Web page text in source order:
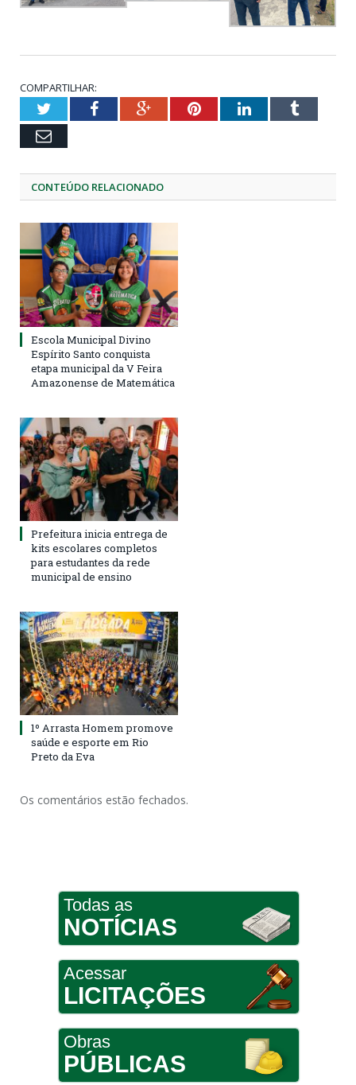
COMPARTILHAR:
TwitterFacebookGoogle+PinterestLinkedInTumblr
Email
CONTEÚDO RELACIONADO
Escola Municipal Divino
Espírito Santo conquista
etapa municipal da V Feira
Amazonense de Matemática
Prefeitura inicia entrega de
kits escolares completos
para estudantes da rede
municipal de ensino
1º Arrasta Homem promove
saúde e esporte em Rio
Preto da Eva
Os comentários estão fechados.
Todas as
NOTÍCIAS
Acessar
LICITAÇÕES
Obras
PÚBLICAS